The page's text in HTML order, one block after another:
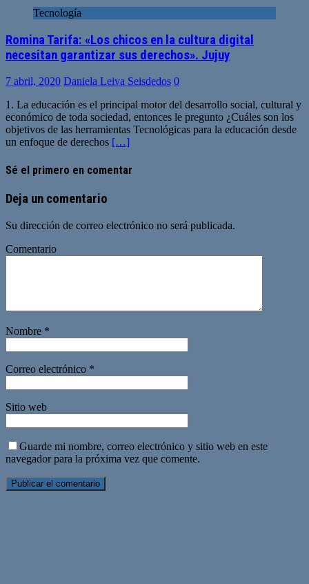
Tecnología
Romina Tarifa: «Los chicos en la cultura digital
necesitan garantizar sus derechos». Jujuy
7 abril, 2020 Daniela Leiva Seisdedos 0
1. La educación es el principal motor del desarrollo social, cultural y
económico de toda sociedad, entonces le pregunto ¿Cuáles son los
objetivos de las herramientas Tecnológicas para la educación desde
un enfoque de derechos […]
Sé el primero en comentar
Deja un comentario
Su dirección de correo electrónico no será publicada.
Comentario
Nombre *
Correo electrónico *
Sitio web
Guarde mi nombre, correo electrónico y sitio web en este
navegador para la próxima vez que comente.